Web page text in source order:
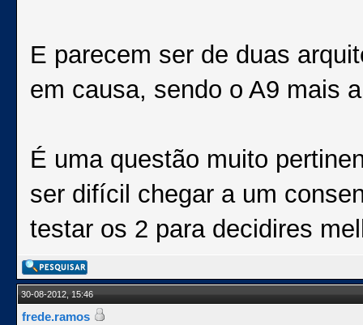
E parecem ser de duas
em causa, sendo o A9 mais
É uma questão muito
ser difícil chegar a um
testar os 2 para decidires
30-08-2012, 15:46
frede.ramos